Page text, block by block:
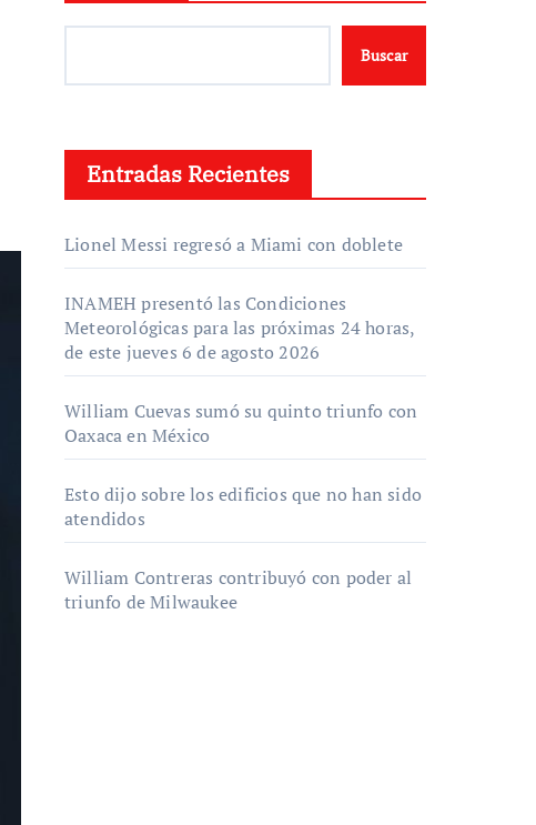
Buscar
Entradas Recientes
Lionel Messi regresó a Miami con doblete
INAMEH presentó las Condiciones
Meteorológicas para las próximas 24 horas,
de este jueves 6 de agosto 2026
William Cuevas sumó su quinto triunfo con
Oaxaca en México
Esto dijo sobre los edificios que no han sido
atendidos
William Contreras contribuyó con poder al
triunfo de Milwaukee